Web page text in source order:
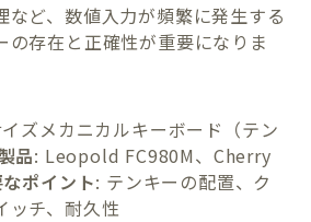
など、数値入力が頻繁に発生する
の存在と正確性が重要になりま
ズメカニカルキーボード（テン
品: Leopold FC980M、Cherry
ポイント: テンキーの配置、ク
ッチ、耐久性